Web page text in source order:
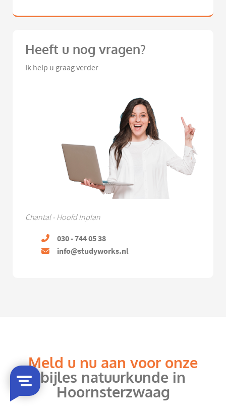
Heeft u nog vragen?
Ik help u graag verder
Chantal - Hoofd Inplan
030 - 744 05 38
info@studyworks.nl
Meld u nu aan voor onze
bijles natuurkunde in
Hoornsterzwaag